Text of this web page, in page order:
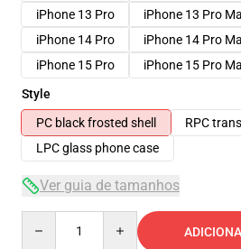
iPhone 13 Pro
iPhone 13 Pro
iPhone 14 Pro
iPhone 14 Pro
iPhone 15 Pro
iPhone 15 Pro
Style
PC black frosted shell
RPC
LPC glass phone case
Ver guia de tamanhos